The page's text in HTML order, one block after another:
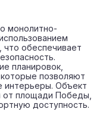
монолитно-
что обеспечивает
планировок,
позволяют
интерьеры. Объект
от площади Победы,
доступность.